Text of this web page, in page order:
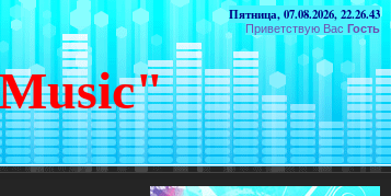
Пятница, 07.08.2026, 22.26.43
Приветствую Вас Гость